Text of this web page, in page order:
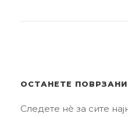
ОСТАНЕТЕ ПОВРЗАНИ
Следете нè за сите